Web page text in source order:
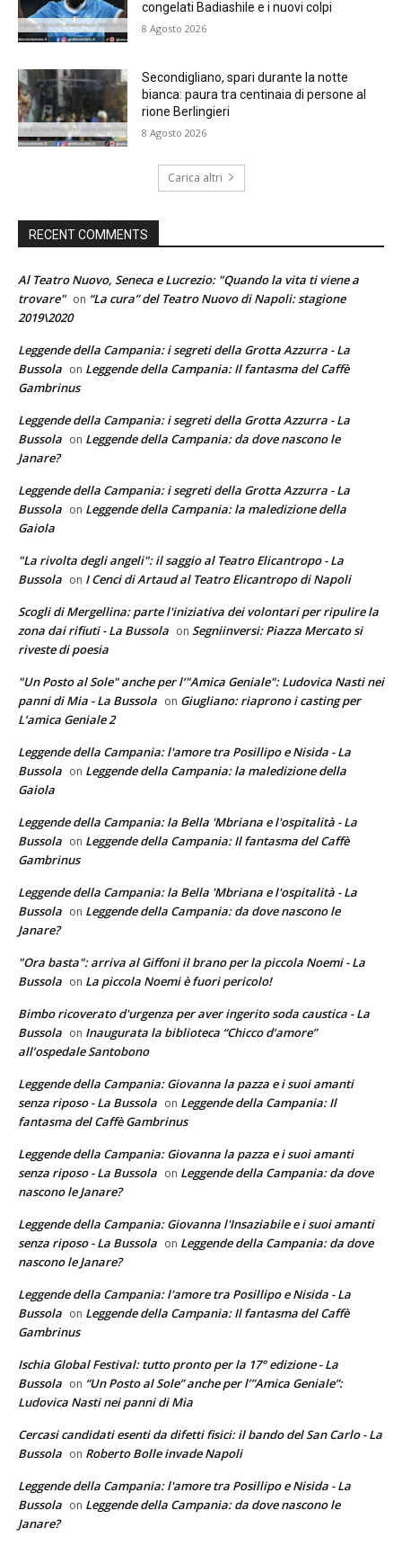
congelati Badiashile e i nuovi colpi
8 Agosto 2026
Secondigliano, spari durante la notte
bianca: paura tra centinaia di persone al
rione Berlingieri
8 Agosto 2026
Carica altri
RECENT COMMENTS
Al Teatro Nuovo, Seneca e Lucrezio: "Quando la vita ti viene a
trovare" on “La cura” del Teatro Nuovo di Napoli: stagione
2019\2020
Leggende della Campania: i segreti della Grotta Azzurra - La
Bussola on Leggende della Campania: Il fantasma del Caffè
Gambrinus
Leggende della Campania: i segreti della Grotta Azzurra - La
Bussola on Leggende della Campania: da dove nascono le
Janare?
Leggende della Campania: i segreti della Grotta Azzurra - La
Bussola on Leggende della Campania: la maledizione della
Gaiola
"La rivolta degli angeli": il saggio al Teatro Elicantropo - La
Bussola on I Cenci di Artaud al Teatro Elicantropo di Napoli
Scogli di Mergellina: parte l'iniziativa dei volontari per ripulire la
zona dai rifiuti - La Bussola on Segniinversi: Piazza Mercato si
riveste di poesia
"Un Posto al Sole" anche per l’"Amica Geniale": Ludovica Nasti nei
panni di Mia - La Bussola on Giugliano: riaprono i casting per
L’amica Geniale 2
Leggende della Campania: l'amore tra Posillipo e Nisida - La
Bussola on Leggende della Campania: la maledizione della
Gaiola
Leggende della Campania: la Bella 'Mbriana e l'ospitalità - La
Bussola on Leggende della Campania: Il fantasma del Caffè
Gambrinus
Leggende della Campania: la Bella 'Mbriana e l'ospitalità - La
Bussola on Leggende della Campania: da dove nascono le
Janare?
"Ora basta": arriva al Giffoni il brano per la piccola Noemi - La
Bussola on La piccola Noemi è fuori pericolo!
Bimbo ricoverato d'urgenza per aver ingerito soda caustica - La
Bussola on Inaugurata la biblioteca “Chicco d’amore”
all’ospedale Santobono
Leggende della Campania: Giovanna la pazza e i suoi amanti
senza riposo - La Bussola on Leggende della Campania: Il
fantasma del Caffè Gambrinus
Leggende della Campania: Giovanna la pazza e i suoi amanti
senza riposo - La Bussola on Leggende della Campania: da dove
nascono le Janare?
Leggende della Campania: Giovanna l'Insaziabile e i suoi amanti
senza riposo - La Bussola on Leggende della Campania: da dove
nascono le Janare?
Leggende della Campania: l'amore tra Posillipo e Nisida - La
Bussola on Leggende della Campania: Il fantasma del Caffè
Gambrinus
Ischia Global Festival: tutto pronto per la 17° edizione - La
Bussola on “Un Posto al Sole” anche per l’”Amica Geniale”:
Ludovica Nasti nei panni di Mia
Cercasi candidati esenti da difetti fisici: il bando del San Carlo - La
Bussola on Roberto Bolle invade Napoli
Leggende della Campania: l'amore tra Posillipo e Nisida - La
Bussola on Leggende della Campania: da dove nascono le
Janare?